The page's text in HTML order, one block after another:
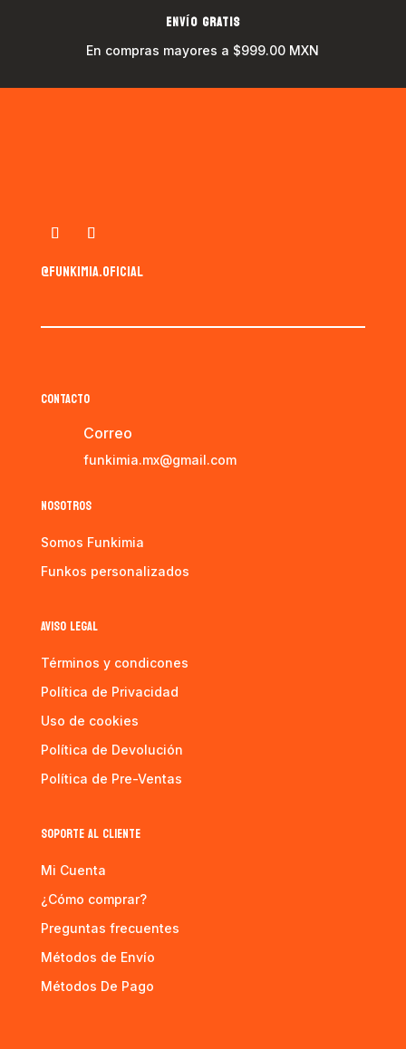
ENVÍO GRATIS
En compras mayores a $999.00 MXN
@funkimia.oficial
CONTACTO
Correo
funkimia.mx@gmail.com
NOSOTROS
Somos Funkimia
Funkos personalizados
AVISO LEGAL
Términos y condicones
Política de Privacidad
Uso de cookies
Política de Devolución
Política de Pre-Ventas
SOPORTE AL CLIENTE
Mi Cuenta
¿Cómo comprar?
Preguntas frecuentes
Métodos de Envío
Métodos De Pago